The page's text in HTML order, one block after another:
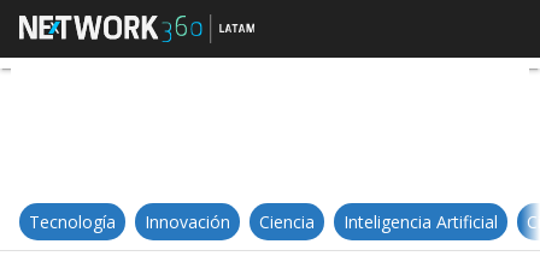
En el primer semestre de 2024
Tecnología Innovación Ciencia Inteligencia Artificial